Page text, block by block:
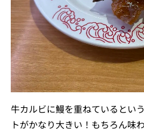
牛カルビに鰻を重ねているとい
トがかなり大きい！もちろん味